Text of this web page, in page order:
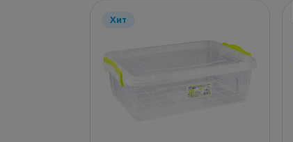
Хит